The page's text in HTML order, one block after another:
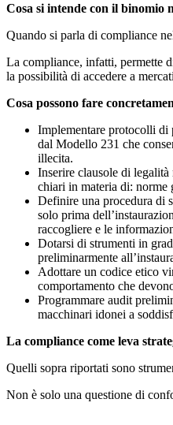
Cosa si intende con il binomio
Quando si parla di compliance
La compliance, infatti, permette
la possibilità di accedere a
Cosa possono fare
Implementare protocolli di
dal Modello 231 che
illecita.
Inserire clausole di
chiari in materia di:
Definire una procedura di
solo prima
raccogliere e le
Dotarsi di strumenti in
preliminarmente
Adottare un codice etico
comportamento che
Programmare audit
macchinari idonei a
La compliance come leva
Quelli sopra riportati sono
Non è solo una questione di